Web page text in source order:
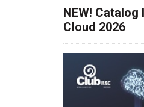
NEW!
Cloud 2026